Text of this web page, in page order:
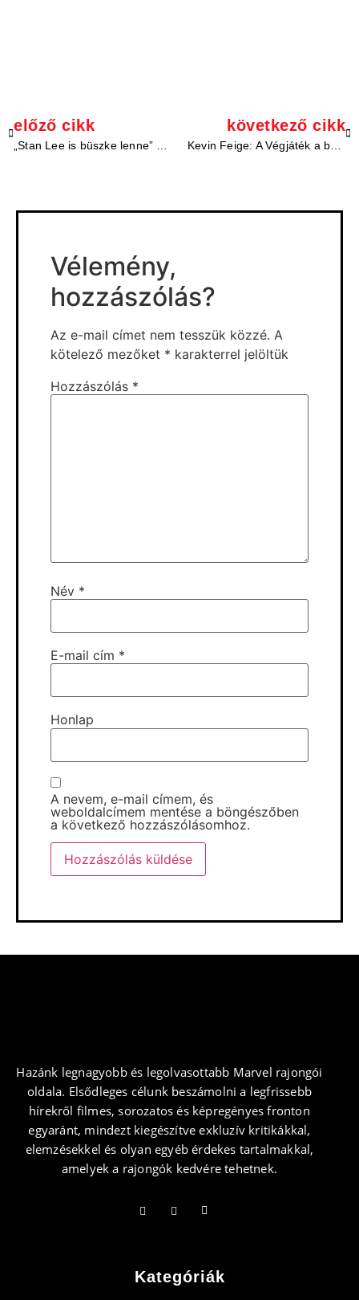
előző cikk következő cikk
Vélemény,
hozzászólás?
Az e-mail címet nem tesszük közzé. A
kötelező mezőket * karakterrel jelöltük
Hozzászólás *
Név *
E-mail cím *
Honlap
A nevem, e-mail címem, és
weboldalcímem mentése a böngészőben
a következő hozzászólásomhoz.
Hazánk legnagyobb és legolvasottabb Marvel rajongói
oldala. Elsődleges célunk beszámolni a legfrissebb
hírekről filmes, sorozatos és képregényes fronton
egyaránt, mindezt kiegészítve exkluzív kritikákkal,
elemzésekkel és olyan egyéb érdekes tartalmakkal,
amelyek a rajongók kedvére tehetnek.
Kategóriák